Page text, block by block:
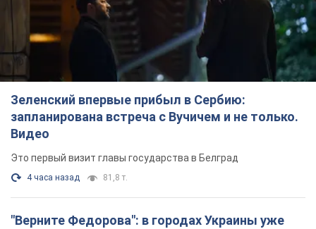
Зеленский впервые прибыл в Сербию:
запланирована встреча с Вучичем и не только.
Видео
Это первый визит главы государства в Белград
4 часа назад 81,8 т.
"Верните Федорова": в городах Украины уже